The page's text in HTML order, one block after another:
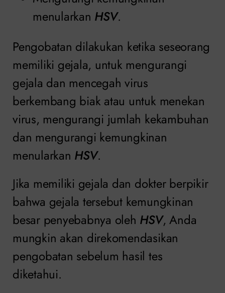
menularkan HSV.
Pengobatan dilakukan ketika seseorang
memiliki gejala, untuk mengurangi
gejala dan mencegah virus
berkembang biak atau untuk menekan
virus, mengurangi jumlah kekambuhan
dan mengurangi kemungkinan
menularkan HSV.
Jika memiliki gejala dan dokter berpikir
bahwa gejala tersebut kemungkinan
besar penyebabnya oleh HSV, Anda
mungkin akan direkomendasikan
pengobatan sebelum hasil tes
diketahui.